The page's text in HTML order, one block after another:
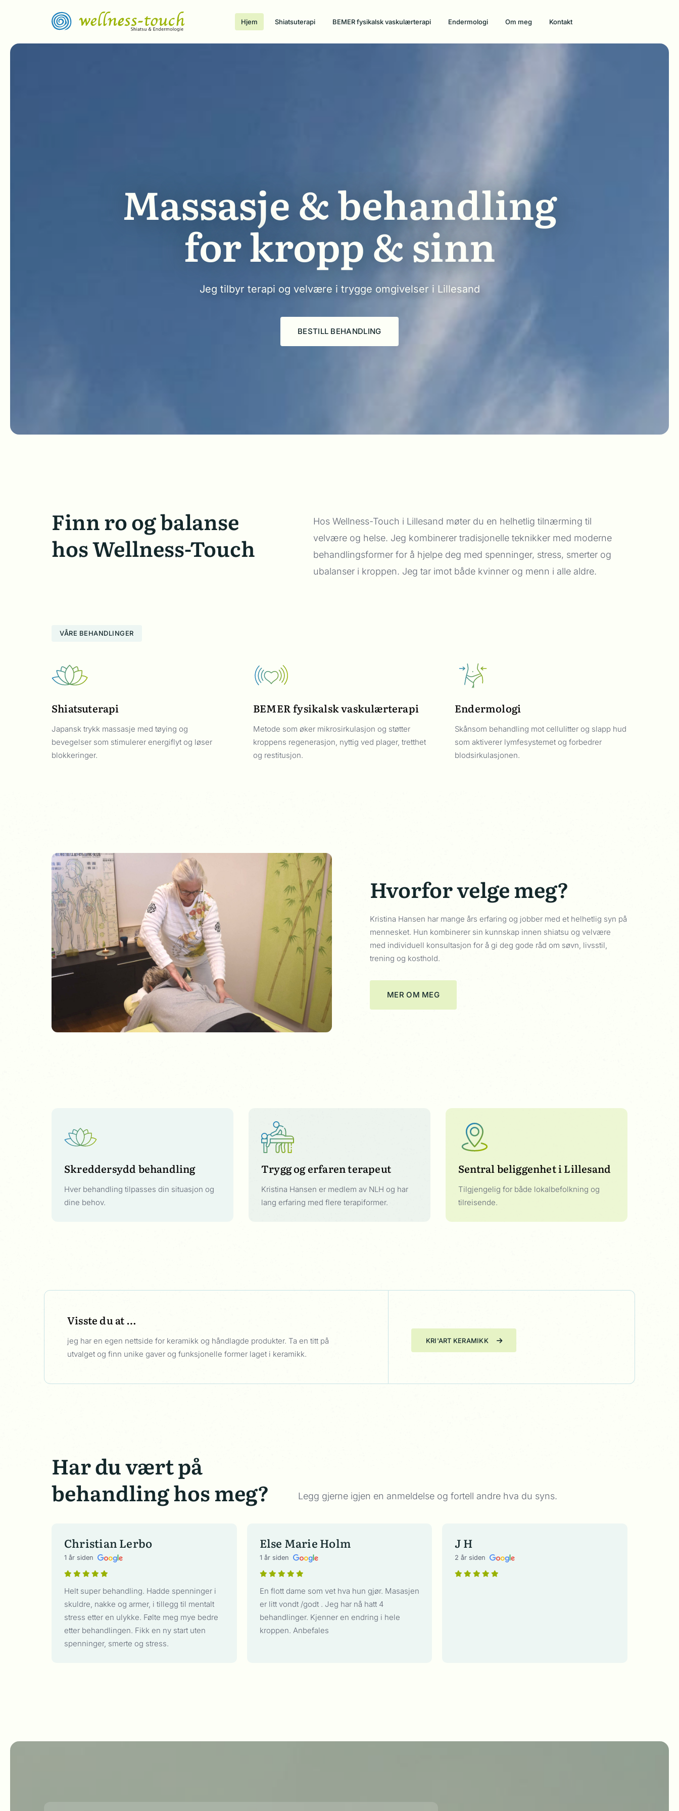
Hjem Shiatsuterapi BEMER fysikalsk vaskulærterapi Endermologi Om meg Kontakt
Massasje & behandling
for kropp & sinn
Jeg tilbyr terapi og velvære i trygge omgivelser i Lillesand
BESTILL BEHANDLING
Finn ro og balanse
hos Wellness-Touch
Hos Wellness-Touch i Lillesand møter du en helhetlig tilnærming til
velvære og helse. Jeg kombinerer tradisjonelle teknikker med moderne
behandlingsformer for å hjelpe deg med spenninger, stress, smerter og
ubalanser i kroppen. Jeg tar imot både kvinner og menn i alle aldre.
VÅRE BEHANDLINGER
Shiatsuterapi
Japansk trykk massasje med tøying og
bevegelser som stimulerer energiflyt og løser
blokkeringer.
BEMER fysikalsk vaskulærterapi
Metode som øker mikrosirkulasjon og støtter
kroppens regenerasjon, nyttig ved plager, tretthet
og restitusjon.
Endermologi
Skånsom behandling mot cellulitter og slapp hud
som aktiverer lymfesystemet og forbedrer
blodsirkulasjonen.
Hvorfor velge meg?
Kristina Hansen har mange års erfaring og jobber med et helhetlig syn på
mennesket. Hun kombinerer sin kunnskap innen shiatsu og velvære
med individuell konsultasjon for å gi deg gode råd om søvn, livsstil,
trening og kosthold.
MER OM MEG
Skreddersydd behandling
Hver behandling tilpasses din situasjon og
dine behov.
Trygg og erfaren terapeut
Kristina Hansen er medlem av NLH og har
lang erfaring med flere terapiformer.
Sentral beliggenhet i Lillesand
Tilgjengelig for både lokalbefolkning og
tilreisende.
Visste du at …
jeg har en egen nettside for keramikk og håndlagde produkter. Ta en titt på
utvalget og finn unike gaver og funksjonelle former laget i keramikk.
KRI'ART KERAMIKK
Har du vært på
behandling hos meg?
Legg gjerne igjen en anmeldelse og fortell andre hva du syns.
Christian Lerbo
1 år siden
Helt super behandling. Hadde spenninger i
skuldre, nakke og armer, i tillegg til mentalt
stress etter en ulykke. Følte meg mye bedre
etter behandlingen. Fikk en ny start uten
spenninger, smerte og stress.
Else Marie Holm
1 år siden
En flott dame som vet hva hun gjør. Masasjen
er litt vondt /godt . Jeg har nå hatt 4
behandlinger. Kjenner en endring i hele
kroppen. Anbefales
J H
2 år siden